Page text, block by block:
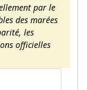
par le
des marées
les
officielles